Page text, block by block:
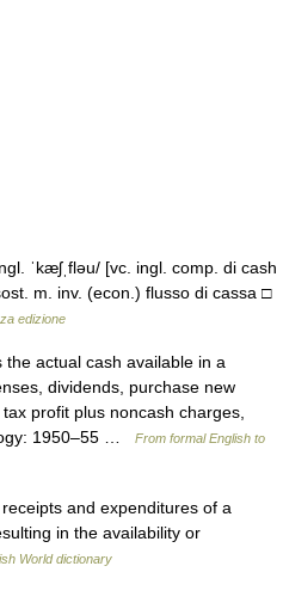
ˈkæʃˌfləu/ [vc. ingl. comp. di cash
m. inv. (econ.) flusso di cassa □
edizione
actual cash available in a
dividends, purchase new
profit plus noncash charges,
1950–55 …
From formal English to
and expenditures of a
in the availability or
World dictionary